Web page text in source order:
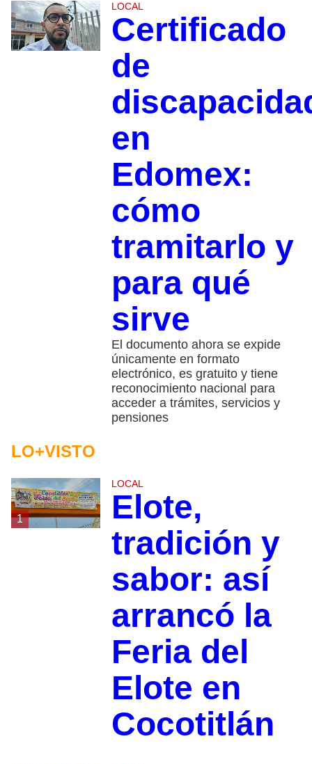
LOCAL
Certificado
de
en
Edomex:
cómo
tramitarlo y
para qué
sirve
El documento ahora se expide
únicamente en formato
electrónico, es gratuito y tiene
reconocimiento nacional para
acceder a trámites, servicios y
pensiones
LO+VISTO
1
LOCAL
Elote,
tradición y
sabor: así
arrancó la
Feria del
Elote en
Cocotitlán